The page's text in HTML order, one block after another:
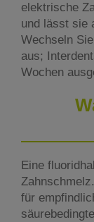
elektrische
und lässt sie
Wechseln
aus;
Wochen
Eine
für